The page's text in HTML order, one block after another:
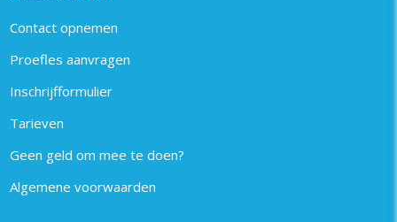
Contact opnemen
Proefles aanvragen
Inschrijfformulier
Tarieven
Geen geld om mee te doen?
Algemene voorwaarden